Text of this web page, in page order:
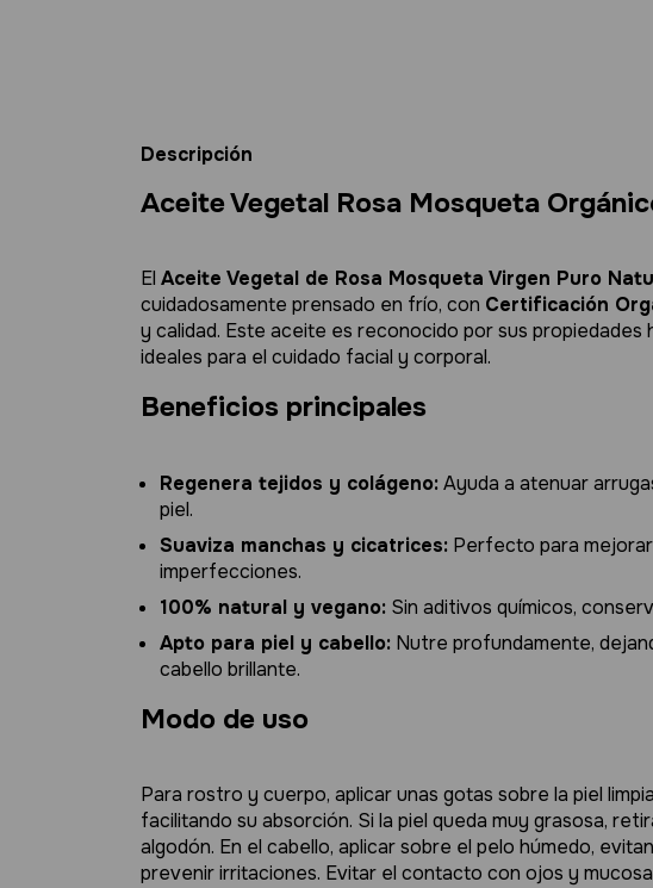
Descripción
Aceite Vegetal Rosa Mosqueta
El Aceite Vegetal de Rosa Mosqueta Virgen Puro
cuidadosamente prensado en frío, con Certificación
y calidad. Este aceite es reconocido por sus
ideales para el cuidado facial y corporal.
Beneficios principales
Regenera tejidos y colágeno:Ayuda a atenuar
piel.
Suaviza manchas y cicatrices: Perfecto para
imperfecciones.
100% natural y vegano: Sin aditivos químicos,
Apto para piel y cabello: Nutre profundamente,
cabello brillante.
Modo de uso
Para rostro y cuerpo, aplicar unas gotas sobre la piel
facilitando su absorción. Si la piel queda muy grasosa,
algodón. En el cabello, aplicar sobre el pelo húmedo,
prevenir irritaciones. Evitar el contacto con ojos y